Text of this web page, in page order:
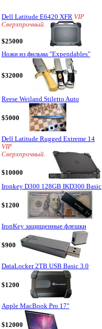
Dell Latitude E6420 XFR VIP
Сверхпрочный.
$25000
Ножи из фильма "Expendables"
$32000
Reese Weiland Stiletto Auto
$5000
Dell Latitude Rugged Extreme 14
VIP
Сверхпрочный.
$10000
Ironkey D300 128GB IKD300 Basic
$1200
IronKey защищенные флешки
$900
DataLocker 2TB USB Basic 3.0
$1200
Apple MacBook Pro 17"
$12000